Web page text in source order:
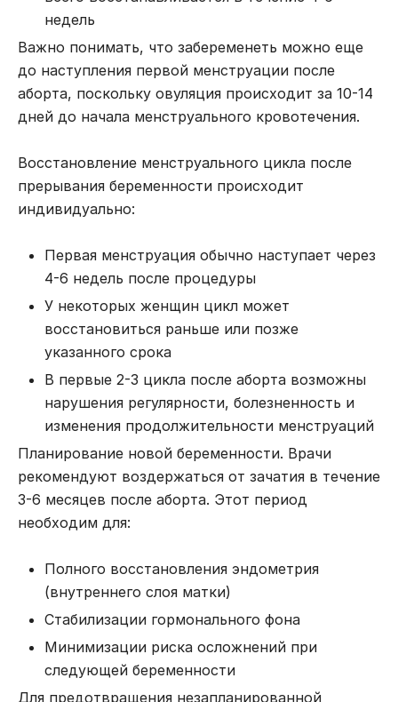
недель
Важно понимать, что забеременеть можно еще
до наступления первой менструации после
аборта, поскольку овуляция происходит за 10-14
дней до начала менструального кровотечения.
Восстановление менструального цикла после
прерывания беременности происходит
индивидуально:
Первая менструация обычно наступает через
4-6 недель после процедуры
У некоторых женщин цикл может
восстановиться раньше или позже
указанного срока
В первые 2-3 цикла после аборта возможны
нарушения регулярности, болезненность и
изменения продолжительности менструаций
Планирование новой беременности. Врачи
рекомендуют воздержаться от зачатия в течение
3-6 месяцев после аборта. Этот период
необходим для:
Полного восстановления эндометрия
(внутреннего слоя матки)
Стабилизации гормонального фона
Минимизации риска осложнений при
следующей беременности
Для предотвращения незапланированной